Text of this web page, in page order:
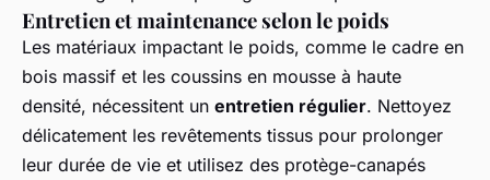
Entretien et maintenance selon le poids
Les matériaux impactant le poids, comme le cadre en
bois massif et les coussins en mousse à haute
densité, nécessitent un entretien régulier. Nettoyez
délicatement les revêtements tissus pour prolonger
leur durée de vie et utilisez des protège-canapés